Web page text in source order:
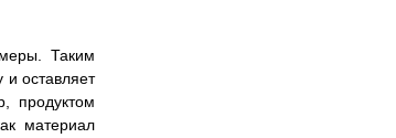
Таким
и оставляет
продуктом
материал